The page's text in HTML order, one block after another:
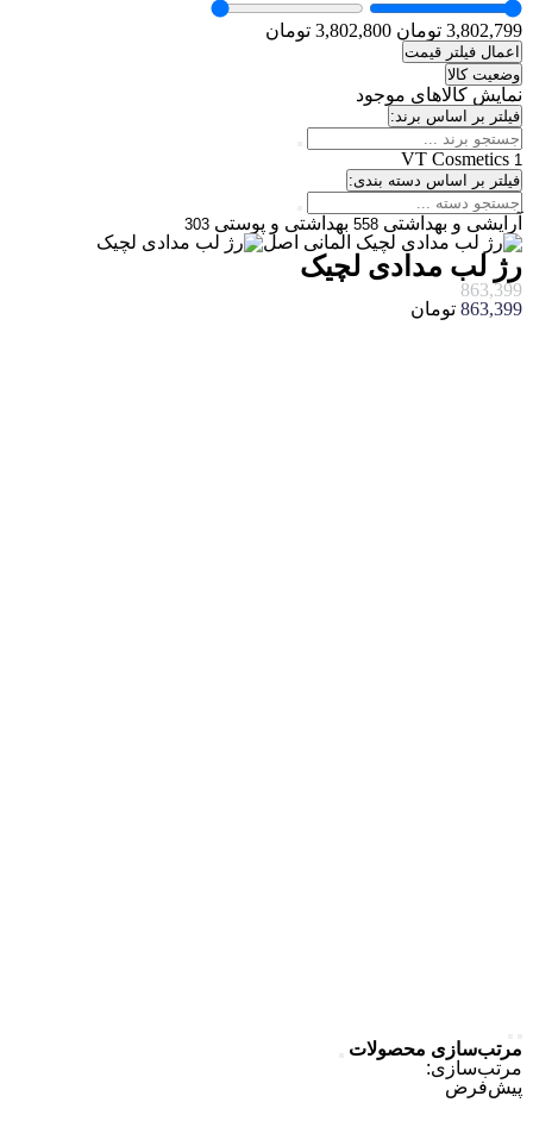
3,802,799 تومان 3,802,800 تومان
اعمال فیلتر قیمت
وضعیت کالا
نمایش کالاهای موجود
فیلتر بر اساس برند:
VT Cosmetics 1
فیلتر بر اساس دسته بندی:
آرایشی و بهداشتی 558 بهداشتی و پوستی 303
رژ لب مدادی لچیک
863,399
863,399 تومان
مرتب‌سازی محصولات
مرتب‌سازی:
پیش‌فرض